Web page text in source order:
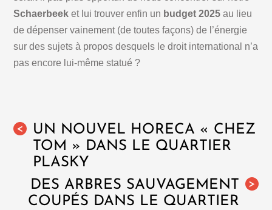
Schaerbeek et lui trouver enfin un budget 2025 au lieu
de dépenser vainement (de toutes façons) de l’énergie
sur des sujets à propos desquels le droit international n’a
pas encore lui-même statué ?
<
UN NOUVEL HORECA « CHEZ
TOM » DANS LE QUARTIER
PLASKY
>
DES ARBRES SAUVAGEMENT
COUPÉS DANS LE QUARTIER